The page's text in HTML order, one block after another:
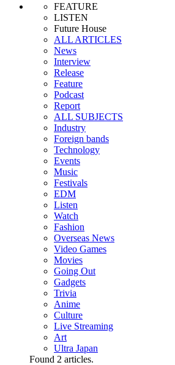
FEATURE
LISTEN
Future House
ALL ARTICLES
News
Interview
Release
Feature
Podcast
Report
ALL SUBJECTS
Industry
Foreign bands
Technology
Events
Music
Festivals
EDM
Listen
Watch
Fashion
Overseas News
Video Games
Movies
Going Out
Gadgets
Trivia
Anime
Culture
Live Streaming
Art
Ultra Japan
Found 2 articles.